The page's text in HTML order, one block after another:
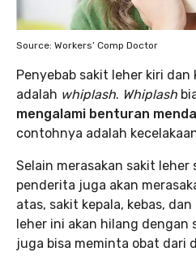
Source: Workers’ Comp Doctor
Penyebab sakit leher kiri
adalah whiplash. Whiplash
mengalami benturan
contohnya adalah
Selain merasakan sakit leher
penderita juga akan
atas, sakit kepala, kebas,
leher ini akan hilang dengan
juga bisa meminta obat dari